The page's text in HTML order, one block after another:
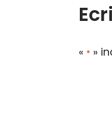
« * »